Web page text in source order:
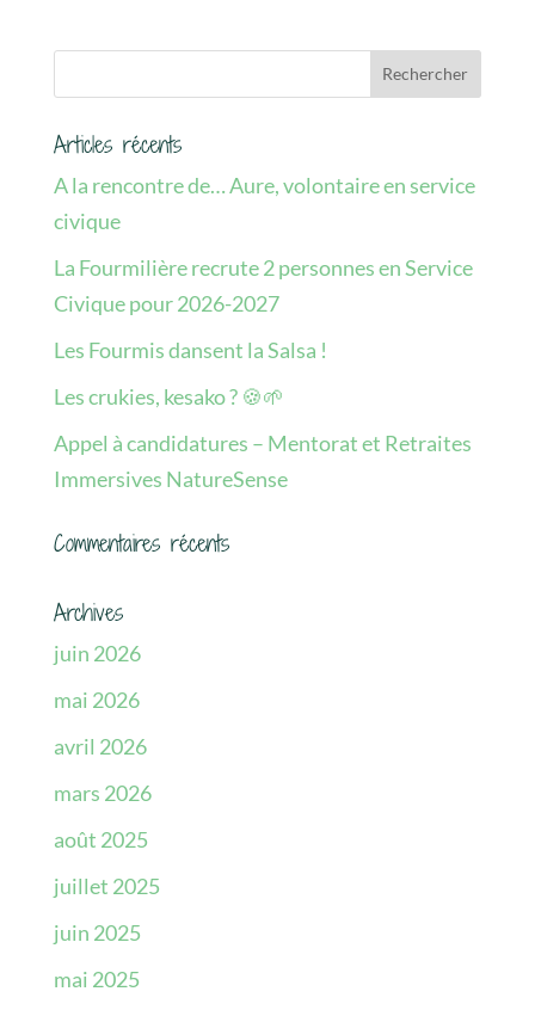
Articles récents
A la rencontre de… Aure, volontaire en service
civique
La Fourmilière recrute 2 personnes en Service
Civique pour 2026-2027
Les Fourmis dansent la Salsa !
Les crukies, kesako ? 🍪🌱
Appel à candidatures – Mentorat et Retraites
Immersives NatureSense
Commentaires récents
Archives
juin 2026
mai 2026
avril 2026
mars 2026
août 2025
juillet 2025
juin 2025
mai 2025